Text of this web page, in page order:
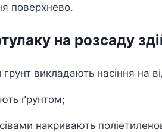
поверхнево.
на розсаду
грунт викладають насіння на
ґрунтом;
накривають